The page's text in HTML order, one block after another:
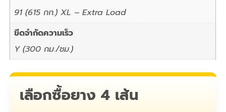
91 (615 กก.) XL – Extra Load
ขีดจำกัดความเร็ว
Y (300 กม./ชม.)
เลือกซื้อยาง 4 เส้น